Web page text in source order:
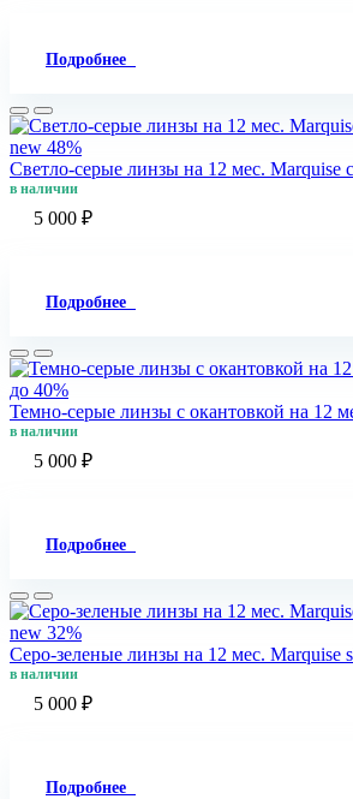
Подробнее
new 48%
Светло-серые линзы на 12 мес. Marquise
в наличии
5 000 ₽
Подробнее
до 40%
Темно-серые линзы с окантовкой на 12
в наличии
5 000 ₽
Подробнее
new 32%
Серо-зеленые линзы на 12 мес. Marquise
в наличии
5 000 ₽
Подробнее